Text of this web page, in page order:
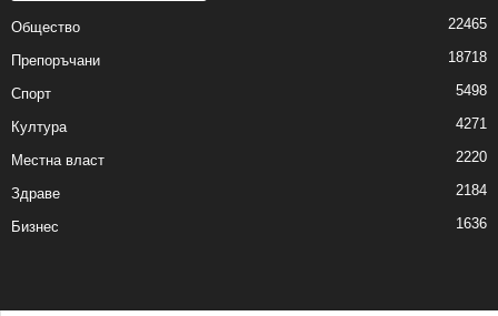
Общество 22465
Препоръчани 18718
Спорт 5498
Култура 4271
Местна власт 2220
Здраве 2184
Бизнес 1636